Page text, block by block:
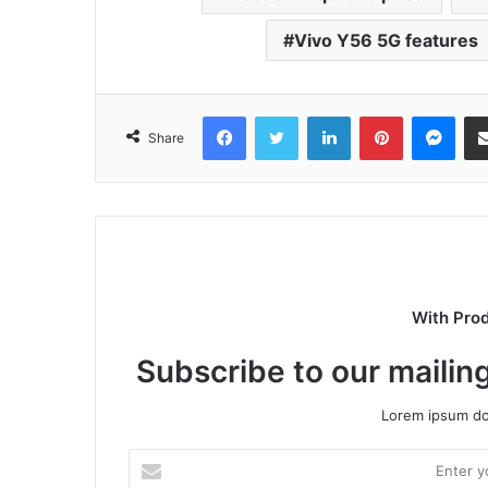
Vivo Y56 5G features
Share
FacebookTwitter LinkedInPinterest
With
Subscribe to our
Lorem ipsum
your